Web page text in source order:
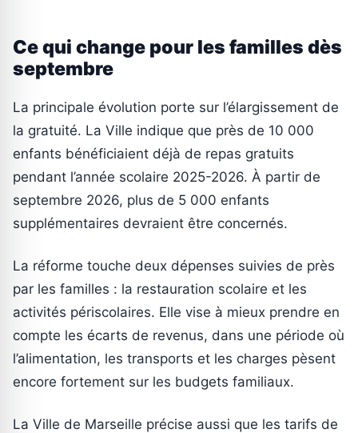
Ce qui change pour les familles dès
septembre
La principale évolution porte sur l’élargissement de
la gratuité. La Ville indique que près de 10 000
enfants bénéficiaient déjà de repas gratuits
pendant l’année scolaire 2025-2026. À partir de
septembre 2026, plus de 5 000 enfants
supplémentaires devraient être concernés.
La réforme touche deux dépenses suivies de près
par les familles : la restauration scolaire et les
activités périscolaires. Elle vise à mieux prendre en
compte les écarts de revenus, dans une période où
l’alimentation, les transports et les charges pèsent
encore fortement sur les budgets familiaux.
La Ville de Marseille précise aussi que les tarifs de